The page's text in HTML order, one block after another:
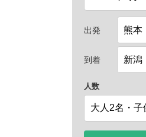
出発
到着
人数